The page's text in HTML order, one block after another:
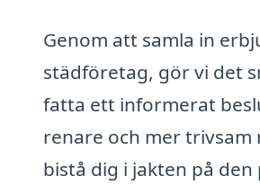
Genom att samla in
städföretag, gör vi det
fatta ett informerat
renare och mer trivsam
bistå dig i jakten på